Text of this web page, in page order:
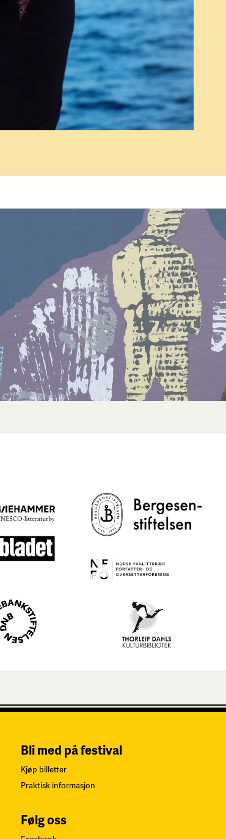
Bli med på festival
Kjøp billetter
Praktisk informasjon
Følg oss